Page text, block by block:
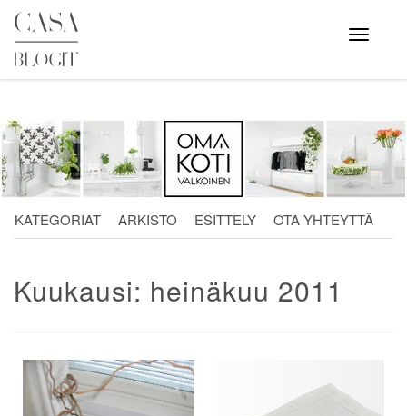
Skip
content
Avaa
valikko
KATEGORIAT ARKISTO ESITTELY OTA YHTEYTTÄ
Kuukausi: heinäkuu 2011
Artikkelien
selaus